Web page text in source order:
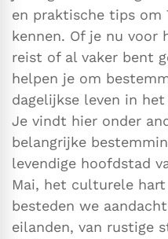
en praktische tips om
kennen. Of je nu voor
reist of al vaker bent
helpen je om
dagelijkse leven in
Je vindt hier onder
belangrijke
levendige hoofdstad
Mai, het culturele
besteden we
eilanden, van rustige